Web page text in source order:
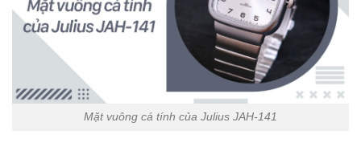
Mặt vuông cá tính của Julius JAH-141